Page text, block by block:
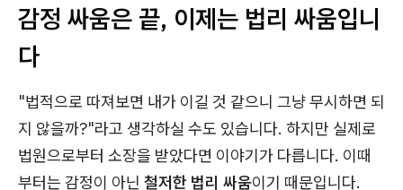
감정 싸움은 끝, 이제는 법리 싸움입니
다
"법적으로 따져보면 내가 이길 것 같으니 그냥 무시하면 되
지 않을까?"라고 생각하실 수도 있습니다. 하지만 실제로
법원으로부터 소장을 받았다면 이야기가 다릅니다. 이때
부터는 감정이 아닌 철저한 법리 싸움이기 때문입니다.